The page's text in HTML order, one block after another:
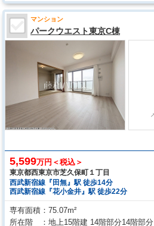
マンション
パークウエスト東京C棟
5,599万円＜税込＞
東京都西東京市芝久保町１丁目
西武新宿線『田無』駅 徒歩14分
西武新宿線『花小金井』駅 徒歩22分
専有面積
75.07m²
所在階
地上15階建 14階部分14階部分